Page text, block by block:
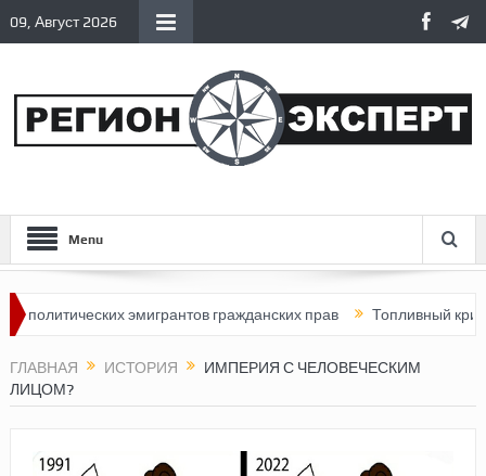
09, Август 2026
Menu
эмигрантов гражданских прав Топливный кризис в
ГЛАВНАЯ ИСТОРИЯ
ИМПЕРИЯ С ЧЕЛОВЕЧЕСКИМ
ЛИЦОМ?